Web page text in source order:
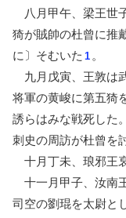
八月甲午、梁王世
猗が賊帥の杜曾に推
に〕そむいた 1 。
九月戊寅、王敦は
将軍の黄峻に第五猗
誘らはみな戦死した
刺史の周訪が杜曾を
十月丁未、琅邪王
十一月甲子、汝南
司空の劉琨を太尉と